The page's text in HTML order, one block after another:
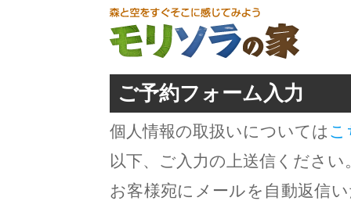
ご予約フォーム入力
個人情報の取扱いについては こ
以下、ご入力の上送信ください
お客様宛にメールを自動返信